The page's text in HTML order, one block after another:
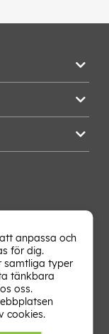
och
Signa upp på
anpassa och
för dig.
samtliga typer
tänkbara
oss.
cookies.